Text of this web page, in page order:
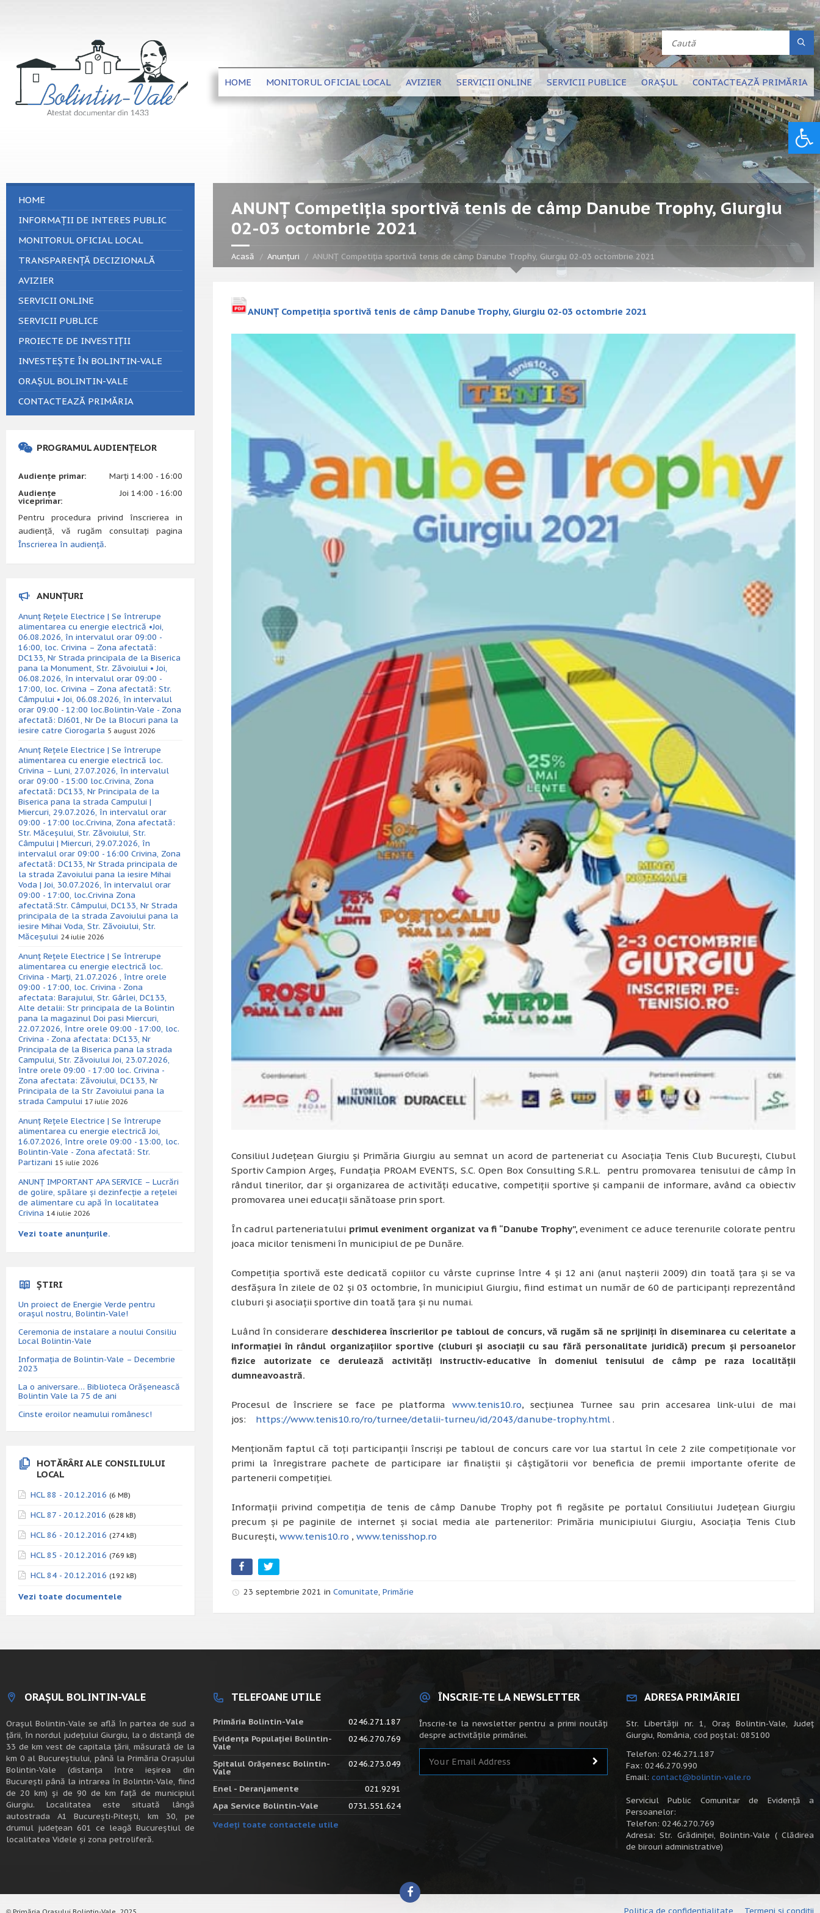
HOME MONITORUL OFICIAL LOCAL AVIZIER SERVICII ONLINE SERVICII PUBLICE ORAȘUL CONTACTEAZĂ PRIMĂRIA
ANUNȚ Competiția sportivă tenis de câmp Danube Trophy, Giurgiu
02-03 octombrie 2021
Acasă Anunțuri ANUNȚ Competiția sportivă tenis de câmp Danube Trophy, Giurgiu 02-03 octombrie 2021
ANUNȚ Competiția sportivă tenis de câmp Danube Trophy, Giurgiu 02-03 octombrie 2021
Consiliul Județean Giurgiu și Primăria Giurgiu au semnat un acord de parteneriat cu Asociația Tenis Club București, Clubul
Sportiv Campion Argeș, Fundația PROAM EVENTS, S.C. Open Box Consulting S.R.L. pentru promovarea tenisului de câmp în
rândul tinerilor, dar și organizarea de activități educative, competiții sportive și campanii de informare, având ca obiectiv
promovarea unei educații sănătoase prin sport.
În cadrul parteneriatului primul eveniment organizat va fi “Danube Trophy”,eveniment ce aduce terenurile colorate pentru
joaca micilor tenismeni în municipiul de pe Dunăre.
Competiția sportivă este dedicată copiilor cu vârste cuprinse între 4 și 12 ani (anul nașterii 2009) din toată țara și se va
desfășura în zilele de 02 și 03 octombrie, în municipiul Giurgiu, fiind estimat un număr de 60 de participanți reprezentând
cluburi și asociații sportive din toată țara și nu numai.
Luând în considerare deschiderea înscrierilor pe tabloul de concurs, vă rugăm să ne sprijiniți în diseminarea cu celeritate a
informației în rândul organizațiilor sportive (cluburi și asociații cu sau fără personalitate juridică) precum și persoanelor
fizice autorizate ce derulează activități instructiv-educative în domeniul tenisului de câmp pe raza localității
dumneavoastră.
Procesul de înscriere se face pe platforma www.tenis10.ro, secțiunea Turnee sau prin accesarea link-ului de mai
jos: https://www.tenis10.ro/ro/turnee/detalii-turneu/id/2043/danube-trophy.html.
Menționăm faptul că toți participanții înscriși pe tabloul de concurs care vor lua startul în cele 2 zile competiționale vor
primi la înregistrare pachete de participare iar finaliștii și câștigătorii vor beneficia de premii importante oferite de
partenerii competiției.
Informații privind competiția de tenis de câmp Danube Trophy pot fi regăsite pe portalul Consiliului Județean Giurgiu
precum și pe paginile de internet și social media ale partenerilor: Primăria municipiului Giurgiu, Asociația Tenis Club
București, www.tenis10.ro , www.tenisshop.ro
23 septembrie 2021 in Comunitate, Primărie
HOME
INFORMAȚII DE INTERES PUBLIC
MONITORUL OFICIAL LOCAL
TRANSPARENȚĂ DECIZIONALĂ
AVIZIER
SERVICII ONLINE
SERVICII PUBLICE
PROIECTE DE INVESTIȚII
INVESTEȘTE ÎN BOLINTIN-VALE
ORAȘUL BOLINTIN-VALE
CONTACTEAZĂ PRIMĂRIA
PROGRAMUL AUDIENȚELOR
Audiențe primar:
Marți 14:00 - 16:00
Audiențe
viceprimar:
Joi 14:00 - 16:00
Pentru procedura privind înscrierea in
audiență, vă rugăm consultați pagina
Înscrierea în audiență.
ANUNȚURI
Anunț Rețele Electrice | Se întrerupe
alimentarea cu energie electrică •Joi,
06.08.2026, în intervalul orar 09:00 -
16:00, loc. Crivina – Zona afectată:
DC133, Nr Strada principala de la Biserica
pana la Monument, Str. Zăvoiului • Joi,
06.08.2026, în intervalul orar 09:00 -
17:00, loc. Crivina – Zona afectată: Str.
Câmpului • Joi, 06.08.2026, în intervalul
orar 09:00 - 12:00 loc.Bolintin-Vale - Zona
afectată: DJ601, Nr De la Blocuri pana la
iesire catre Ciorogarla 5 august 2026
Anunț Rețele Electrice | Se întrerupe
alimentarea cu energie electrică loc.
Crivina – Luni, 27.07.2026, în intervalul
orar 09:00 - 15:00 loc.Crivina, Zona
afectată: DC133, Nr Principala de la
Biserica pana la strada Campului |
Miercuri, 29.07.2026, în intervalul orar
09:00 - 17:00 loc.Crivina, Zona afectată:
Str. Măceșului, Str. Zăvoiului, Str.
Câmpului | Miercuri, 29.07.2026, în
intervalul orar 09:00 - 16:00 Crivina, Zona
afectată: DC133, Nr Strada principala de
la strada Zavoiului pana la iesire Mihai
Voda | Joi, 30.07.2026, în intervalul orar
09:00 - 17:00, loc.Crivina Zona
afectată:Str. Câmpului, DC133, Nr Strada
principala de la strada Zavoiului pana la
iesire Mihai Voda, Str. Zăvoiului, Str.
Măceșului 24 iulie 2026
Anunț Rețele Electrice | Se întrerupe
alimentarea cu energie electrică loc.
Crivina - Marți, 21.07.2026 , între orele
09:00 - 17:00, loc. Crivina - Zona
afectata: Barajului, Str. Gârlei, DC133,
Alte detalii: Str principala de la Bolintin
pana la magazinul Doi pasi Miercuri,
22.07.2026, între orele 09:00 - 17:00, loc.
Crivina - Zona afectata: DC133, Nr
Principala de la Biserica pana la strada
Campului, Str. Zăvoiului Joi, 23.07.2026,
între orele 09:00 - 17:00 loc. Crivina -
Zona afectata: Zăvoiului, DC133, Nr
Principala de la Str Zavoiului pana la
strada Campului 17 iulie 2026
Anunț Rețele Electrice | Se întrerupe
alimentarea cu energie electrică Joi,
16.07.2026, între orele 09:00 - 13:00, loc.
Bolintin-Vale - Zona afectată: Str.
Partizani 15 iulie 2026
ANUNȚ IMPORTANT APA SERVICE – Lucrări
de golire, spălare și dezinfecție a rețelei
de alimentare cu apă în localitatea
Crivina 14 iulie 2026
Vezi toate anunțurile.
ȘTIRI
Un proiect de Energie Verde pentru
orașul nostru, Bolintin-Vale!
Ceremonia de instalare a noului Consiliu
Local Bolintin-Vale
Informația de Bolintin-Vale – Decembrie
2023
La o aniversare… Biblioteca Orăşenească
Bolintin Vale la 75 de ani
Cinste eroilor neamului românesc!
HOTĂRÂRI ALE CONSILIULUI
LOCAL
HCL 88 - 20.12.2016 (6 MB)
HCL 87 - 20.12.2016 (628 kB)
HCL 86 - 20.12.2016 (274 kB)
HCL 85 - 20.12.2016 (769 kB)
HCL 84 - 20.12.2016 (192 kB)
Vezi toate documentele
ORAȘUL BOLINTIN-VALE
Oraşul Bolintin-Vale se află în partea de sud a
ţării, în nordul judeţului Giurgiu, la o distanţă de
33 de km vest de capitala țării, măsurată de la
km 0 al Bucureștiului, până la Primăria Orașului
Bolintin-Vale (distanța între ieșirea din
București până la intrarea în Bolintin-Vale, fiind
de 20 km) şi de 90 de km faţă de municipiul
Giurgiu. Localitatea este situată lângă
autostrada A1 Bucureşti-Piteşti, km 30, pe
drumul judeţean 601 ce leagă Bucureştiul de
localitatea Videle şi zona petroliferă.
TELEFOANE UTILE
Primăria Bolintin-Vale
0246.271.187
Evidența Populației Bolintin-
Vale
0246.270.769
Spitalul Orășenesc Bolintin-
Vale
0246.273.049
Enel - Deranjamente
021.9291
Apa Service Bolintin-Vale
0731.551.624
Vedeți toate contactele utile
ÎNSCRIE-TE LA NEWSLETTER
Înscrie-te la newsletter pentru a primi noutăți
despre activitățile primăriei.
ADRESA PRIMĂRIEI
Str. Libertății nr. 1, Oraș Bolintin-Vale, Județ
Giurgiu, România, cod poștal: 085100
Telefon: 0246.271.187
Fax: 0246.270.990
Email: contact@bolintin-vale.ro
Serviciul Public Comunitar de Evidență a
Persoanelor:
Telefon: 0246.270.769
Adresa: Str. Grădiniței, Bolintin-Vale ( Clădirea
de birouri administrative)
Politica de confidențialitate Termeni și condiții
Deschide bara de unelte